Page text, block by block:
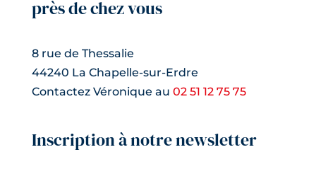
près de chez vous
8 rue de Thessalie
44240 La Chapelle-sur-Erdre
Contactez Véronique au 02 51 12 75 75
Inscription à notre newsletter